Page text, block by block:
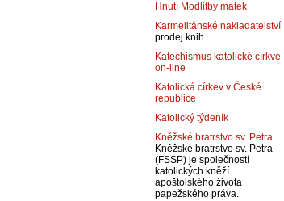
Hnutí Modlitby matek
Karmelitánské nakladatelství
prodej knih
Katechismus katolické církve
on-line
Katolická církev v České
republice
Katolický týdeník
Kněžské bratrstvo sv. Petra
Kněžské bratrstvo sv. Petra
(FSSP) je společností
katolických kněží
apoštolského života
papežského práva.